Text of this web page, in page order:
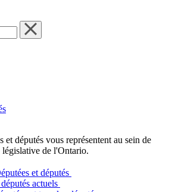
et députés vous représentent au sein de
législative de l'Ontario.
et députés
actuels